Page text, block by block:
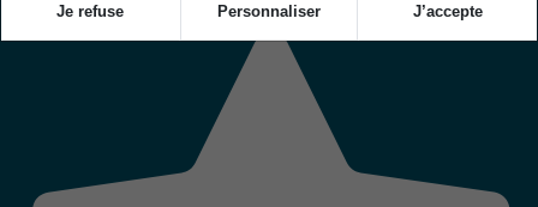
Je refuse Personnaliser J’accepte